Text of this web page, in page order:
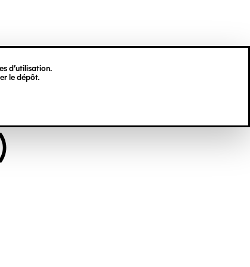
d’utilisation.
le dépôt.
(DIT EX-